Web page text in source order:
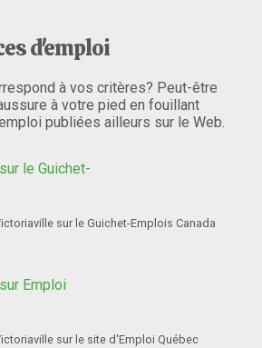
d'emploi
à vos critères? Peut-être
à votre pied en fouillant
publiées ailleurs sur le Web.
sur le Guichet-Emplois Canada
sur le site d'Emploi Québec